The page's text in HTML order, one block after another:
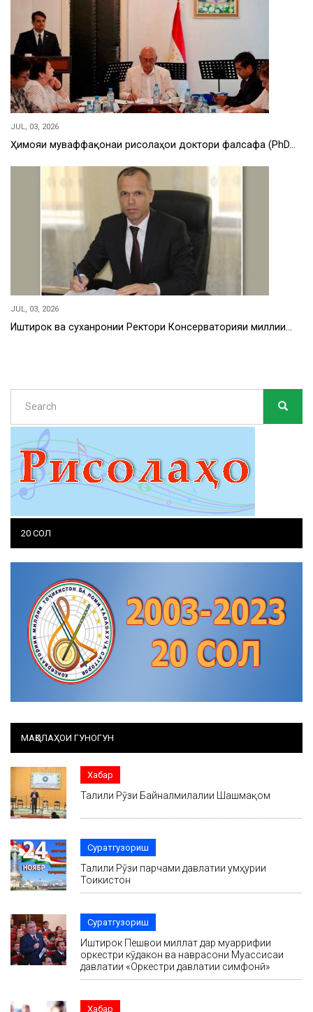
JUL, 03, 2026
Ҳимояи муваффақонаи рисолаҳои доктори фалсафа (PhD…
JUL, 03, 2026
Иштирок ва суханронии Ректори Консерваторияи миллии…
Search
20 СОЛ
МАҚОЛАҲОИ ГУНОГУН
Хабар
Таҷлили Рӯзи Байналмилалии Шашмақом
Суратгузориш
Таҷлили Рӯзи парчами давлатии ҷумҳурии
Тоҷикистон
Суратгузориш
Иштирок Пешвои миллат дар муаррифии
оркестри кӯдакон ва наврасони Муассисаи
давлатии «Оркестри давлатии симфонӣ»
Хабар